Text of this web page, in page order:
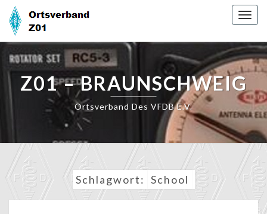
Skip
content
Z01 – BRAUNSCHWEIG
Ortsverband Des VFDB E.V.
Schlagwort: School